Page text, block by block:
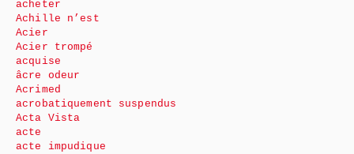
acheter
Achille n’est
Acier
Acier trompé
acquise
âcre odeur
Acrimed
acrobatiquement suspendus
Acta Vista
acte
acte impudique